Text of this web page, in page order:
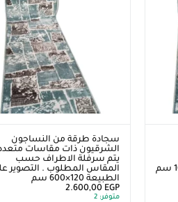
سجادة طرقة من النساجون
الشرقيون ذات مقاسات
يتم سرفلة الاطراف حسب
المقاس المطلوب . التصوير
الطبيعة 120×600 سم
2.600,00 EGP
متوفر: